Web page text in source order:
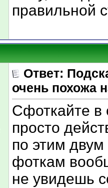
правильной
Ответ:
очень похожа
Сфоткайте в
просто
по этим
фоткам
не увидешь